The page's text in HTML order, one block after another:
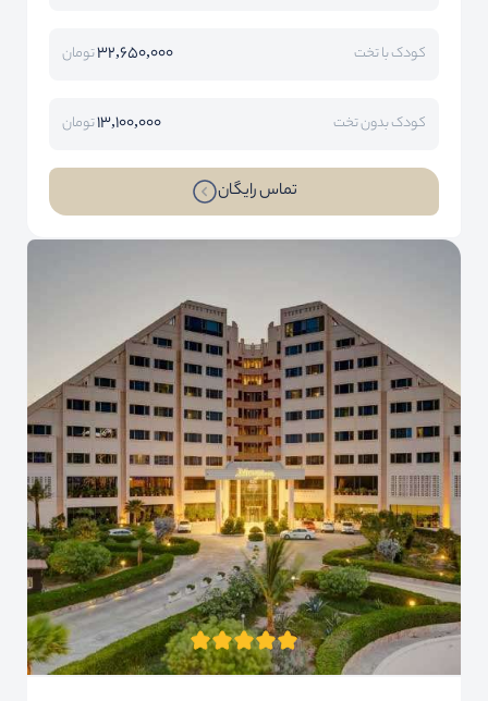
کودک با تخت 32,650,000تومان
کودک بدون تخت 13,100,000تومان
تماس رایگان